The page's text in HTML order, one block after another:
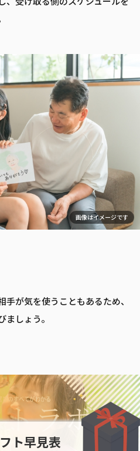
画像はイメージです
が気を使うこともあるため、
しょう。
ト早見表